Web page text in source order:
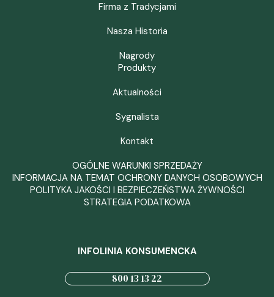
Firma z Tradycjami
Nasza Historia
Nagrody
Produkty
Aktualności
Sygnalista
Kontakt
OGÓLNE WARUNKI SPRZEDAŻY
INFORMACJA NA TEMAT OCHRONY DANYCH OSOBOWYCH
POLITYKA JAKOŚCI I BEZPIECZEŃSTWA ŻYWNOŚCI
STRATEGIA PODATKOWA
INFOLINIA KONSUMENCKA
800 13 13 22